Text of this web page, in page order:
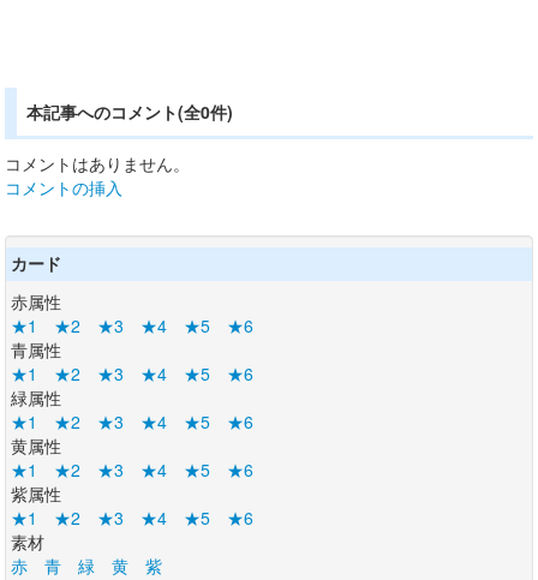
本記事へのコメント(全0件)
コメントはありません。
コメントの挿入
カード
赤属性
★1
★2 ★3 ★4 ★5
★6
青属性
★1
★2 ★3 ★4 ★5
★6
緑属性
★1
★2 ★3 ★4 ★5
★6
黄属性
★1
★2 ★3 ★4 ★5
★6
紫属性
★1
★2 ★3 ★4 ★5
★6
素材
赤
青 緑 黄
紫